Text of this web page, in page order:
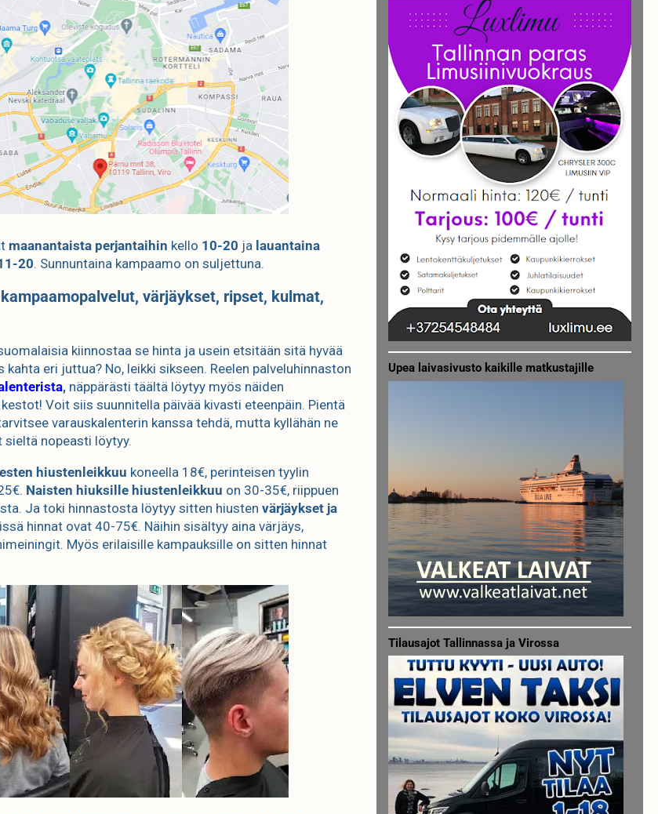
maanantaista perjantaihin kello 10-20 ja lauantaina
20. Sunnuntaina kampaamo on suljettuna.
värjäykset, ripset, kulmat,
kiinnostaa se hinta ja usein etsitään sitä hyvää
kahta eri juttua? No, leikki sikseen. Reelen palveluhinnaston
, näppärästi täältä löytyy myös näiden
Voit siis suunnitella päivää kivasti eteenpäin. Pientä
varauskalenterin kanssa tehdä, mutta kyllähän ne
nopeasti löytyy.
hiustenleikkuu koneella 18€, perinteisen tyylin
Naisten hiuksille hiustenleikkuu on 30-35€, riippuen
Ja toki hinnastosta löytyy sitten hiusten värjäykset ja
hinnat ovat 40-75€. Näihin sisältyy aina värjäys,
Myös erilaisille kampauksille on sitten hinnat
Upea laivasivusto kaikille matkustajille
Tilausajot Tallinnassa ja Virossa